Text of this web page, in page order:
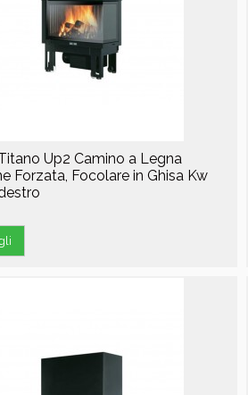
Up2 Camino a Legna
Forzata, Focolare in Ghisa Kw